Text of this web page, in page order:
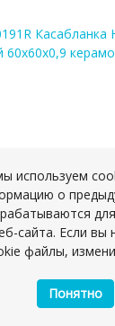
Касабланка
обрезной
шт
используем
о
сайта. Если вы
файлы,
Понятно